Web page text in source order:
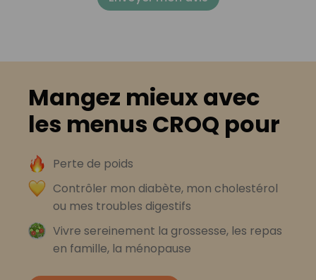
Mangez mieux avec
les menus CROQ pour
Perte de poids
Contrôler mon diabète, mon cholestérol
ou mes troubles digestifs
Vivre sereinement la grossesse, les repas
en famille, la ménopause